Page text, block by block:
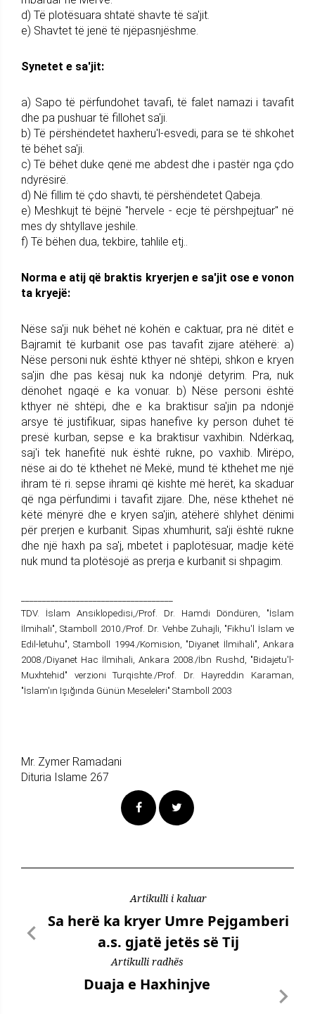
d) Të plotësuara shtatë shavte të sa'jit.
e) Shavtet të jenë të njëpasnjëshme.
Synetet e sa'jit:
a) Sapo të përfundohet tavafi, të falet namazi i tavafit
dhe pa pushuar të fillohet sa'ji.
b) Të përshëndetet haxheru'l-esvedi, para se të shkohet
të bëhet sa'ji.
c) Të bëhet duke qenë me abdest dhe i pastër nga çdo
ndyrësirë.
d) Në fillim të çdo shavti, të përshëndetet Qabeja.
e) Meshkujt të bëjnë "hervele - ecje të përshpejtuar" në
mes dy shtyllave jeshile.
f) Të bëhen dua, tekbire, tahlile etj..
Norma e atij që braktis kryerjen e sa'jit ose e vonon
ta kryejë:
Nëse sa'ji nuk bëhet në kohën e caktuar, pra në ditët e
Bajramit të kurbanit ose pas tavafit zijare atëherë: a)
Nëse personi nuk është kthyer në shtëpi, shkon e kryen
sa'jin dhe pas kësaj nuk ka ndonjë detyrim. Pra, nuk
dënohet ngaqë e ka vonuar. b) Nëse personi është
kthyer në shtëpi, dhe e ka braktisur sa'jin pa ndonjë
arsye të justifikuar, sipas hanefive ky person duhet të
presë kurban, sepse e ka braktisur vaxhibin. Ndërkaq,
saj'i tek hanefitë nuk është rukne, po vaxhib. Mirëpo,
nëse ai do të kthehet në Mekë, mund të kthehet me një
ihram të ri. sepse ihrami që kishte më herët, ka skaduar
që nga përfundimi i tavafit zijare. Dhe, nëse kthehet në
këtë mënyrë dhe e kryen sa'jin, atëherë shlyhet dënimi
për prerjen e kurbanit. Sipas xhumhurit, sa'ji është rukne
dhe një haxh pa sa'j, mbetet i paplotësuar, madje këtë
nuk mund ta plotësojë as prerja e kurbanit si shpagim.
TDV. İslam Ansiklopedisi,/Prof. Dr. Hamdi Döndüren, "İslam
İlmihali", Stamboll 2010./Prof. Dr. Vehbe Zuhajli, "Fikhu'l İslam ve
Edil-letuhu", Stamboll 1994./Komision, "Diyanet İlmihali", Ankara
2008./Diyanet Hac İlmihali, Ankara 2008./İbn Rushd, "Bidajetu'l-
Muxhtehid" verzioni Turqishte./Prof. Dr. Hayreddin Karaman,
"İslam'ın Işığında Günün Meseleleri" Stamboll 2003
Mr. Zymer Ramadani
Dituria Islame 267
Artikulli i kaluar
Sa herë ka kryer Umre Pejgamberi
a.s. gjatë jetës së Tij
Artikulli radhës
Duaja e Haxhinjve